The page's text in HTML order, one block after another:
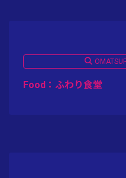
Food：ふわり食堂